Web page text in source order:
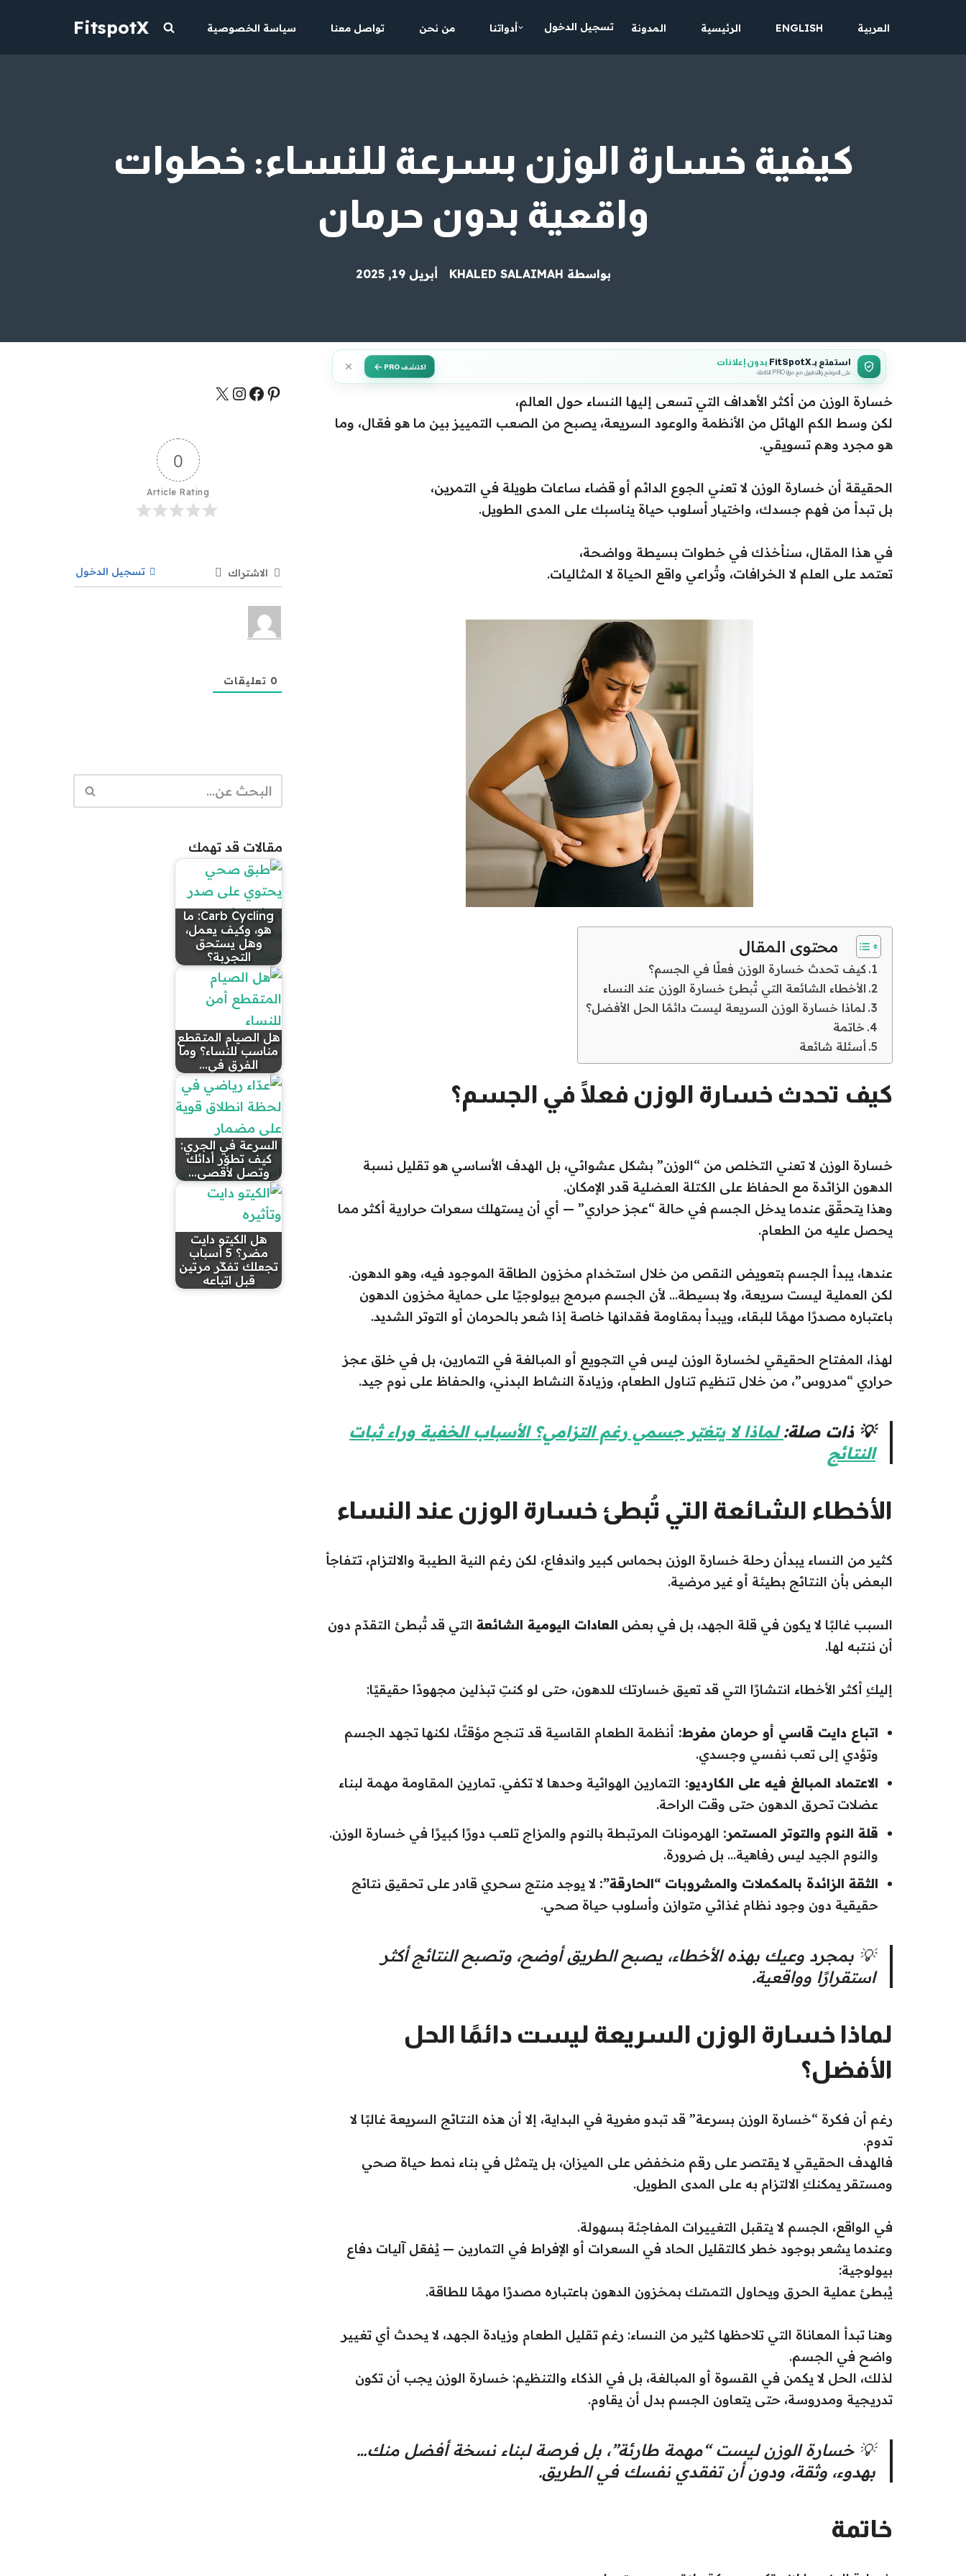
العربية ENGLISH الرئيسية المدونة تسجيل الدخول أدواتنا من نحن تواصل معنا سياسة الخصوصية FitspotX
كيفية خسارة الوزن بسرعة للنساء: خطوات
واقعية بدون حرمان
بواسطة KHALED SALAIMAH أبريل 19, 2025
استمتع بـ FitSpotX بدون إعلانات
على الموقع والتطبيق مع مزايا PRO الكاملة
اكتشف PRO
خسارة الوزن من أكثر الأهداف التي تسعى إليها النساء حول العالم،
لكن وسط الكم الهائل من الأنظمة والوعود السريعة، يصبح من الصعب التمييز بين ما هو فعّال، وما
هو مجرد وهم تسويقي.
الحقيقة أن خسارة الوزن لا تعني الجوع الدائم أو قضاء ساعات طويلة في التمرين،
بل تبدأ من فهم جسدك، واختيار أسلوب حياة يناسبك على المدى الطويل.
في هذا المقال، سنأخذك في خطوات بسيطة وواضحة،
تعتمد على العلم لا الخرافات، وتُراعي واقع الحياة لا المثاليات.
محتوى المقال
كيف تحدث خسارة الوزن فعلًا في الجسم؟
الأخطاء الشائعة التي تُبطئ خسارة الوزن عند النساء
لماذا خسارة الوزن السريعة ليست دائمًا الحل الأفضل؟
خاتمة
أسئلة شائعة
كيف تحدث خسارة الوزن فعلًا في الجسم؟
خسارة الوزن لا تعني التخلص من “الوزن” بشكل عشوائي، بل الهدف الأساسي هو تقليل نسبة
الدهون الزائدة مع الحفاظ على الكتلة العضلية قدر الإمكان.
وهذا يتحقّق عندما يدخل الجسم في حالة “عجز حراري” — أي أن يستهلك سعرات حرارية أكثر مما
يحصل عليه من الطعام.
عندها، يبدأ الجسم بتعويض النقص من خلال استخدام مخزون الطاقة الموجود فيه، وهو الدهون.
لكن العملية ليست سريعة، ولا بسيطة… لأن الجسم مبرمج بيولوجيًا على حماية مخزون الدهون
باعتباره مصدرًا مهمًا للبقاء، ويبدأ بمقاومة فقدانها خاصة إذا شعر بالحرمان أو التوتر الشديد.
لهذا، المفتاح الحقيقي لخسارة الوزن ليس في التجويع أو المبالغة في التمارين، بل في خلق عجز
حراري “مدروس”، من خلال تنظيم تناول الطعام، وزيادة النشاط البدني، والحفاظ على نوم جيد.
💡 ذات صلة:لماذا لا يتغيّر جسمي رغم التزامي؟ الأسباب الخفية وراء ثبات
النتائج
الأخطاء الشائعة التي تُبطئ خسارة الوزن عند النساء
كثير من النساء يبدأن رحلة خسارة الوزن بحماس كبير واندفاع، لكن رغم النية الطيبة والالتزام، تتفاجأ
البعض بأن النتائج بطيئة أو غير مرضية.
السبب غالبًا لا يكون في قلة الجهد، بل في بعض العادات اليومية الشائعة التي قد تُبطئ التقدّم دون
أن ننتبه لها.
إليكِ أكثر الأخطاء انتشارًا التي قد تعيق خسارتك للدهون، حتى لو كنتِ تبذلين مجهودًا حقيقيًا:
اتباع دايت قاسي أو حرمان مفرط: أنظمة الطعام القاسية قد تنجح مؤقتًا، لكنها تجهد الجسم
وتؤدي إلى تعب نفسي وجسدي.
الاعتماد المبالغ فيه على الكارديو: التمارين الهوائية وحدها لا تكفي. تمارين المقاومة مهمة لبناء
عضلات تحرق الدهون حتى وقت الراحة.
قلة النوم والتوتر المستمر: الهرمونات المرتبطة بالنوم والمزاج تلعب دورًا كبيرًا في خسارة الوزن.
والنوم الجيد ليس رفاهية… بل ضرورة.
الثقة الزائدة بالمكملات والمشروبات “الحارقة”: لا يوجد منتج سحري قادر على تحقيق نتائج
حقيقية دون وجود نظام غذائي متوازن وأسلوب حياة صحي.
💡 بمجرد وعيك بهذه الأخطاء، يصبح الطريق أوضح، وتصبح النتائج أكثر
استقرارًا وواقعية.
لماذا خسارة الوزن السريعة ليست دائمًا الحل
الأفضل؟
رغم أن فكرة “خسارة الوزن بسرعة” قد تبدو مغرية في البداية، إلا أن هذه النتائج السريعة غالبًا لا
تدوم.
فالهدف الحقيقي لا يقتصر على رقم منخفض على الميزان، بل يتمثل في بناء نمط حياة صحي
ومستقر يمكنكِ الالتزام به على المدى الطويل.
في الواقع، الجسم لا يتقبل التغييرات المفاجئة بسهولة.
وعندما يشعر بوجود خطر كالتقليل الحاد في السعرات أو الإفراط في التمارين — يُفعّل آليات دفاع
بيولوجية:
يُبطئ عملية الحرق ويحاول التمسّك بمخزون الدهون باعتباره مصدرًا مهمًا للطاقة.
وهنا تبدأ المعاناة التي تلاحظها كثير من النساء: رغم تقليل الطعام وزيادة الجهد، لا يحدث أي تغيير
واضح في الجسم.
لذلك، الحل لا يكمن في القسوة أو المبالغة، بل في الذكاء والتنظيم: خسارة الوزن يجب أن تكون
تدريجية ومدروسة، حتى يتعاون الجسم بدل أن يقاوم.
💡 خسارة الوزن ليست “مهمة طارئة”، بل فرصة لبناء نسخة أفضل منك…
بهدوء، وثقة، ودون أن تفقدي نفسك في الطريق.
خاتمة
0
Article Rating
الاشتراك تسجيل الدخول
0 تعليقات
مقالات قد تهمك
Carb Cycling: ما
هو، وكيف يعمل،
وهل يستحق
التجربة؟
هل الصيام المتقطع
مناسب للنساء؟ وما
الفرق في…
السرعة في الجري:
كيف تطوّر أدائك
وتصل لأقصى…
هل الكيتو دايت
مضر؟ 5 أسباب
تجعلك تفكّر مرتين
قبل اتباعه